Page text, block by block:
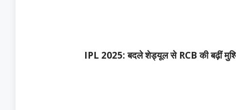
IPL 2025: बदले शेड्यूल से RCB की बढ़ीं